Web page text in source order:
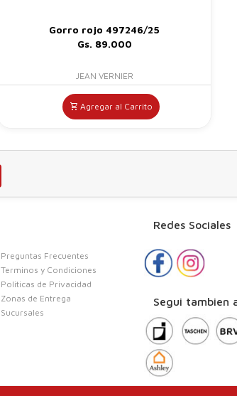
Gorro rojo 497246/25
Gs. 89.000
JEAN VERNIER
Agregar al Carrito
Preguntas Frecuentes
Terminos y Condiciones
Politicas de Privacidad
Zonas de Entrega
Sucursales
Redes Sociales
Segui tambien